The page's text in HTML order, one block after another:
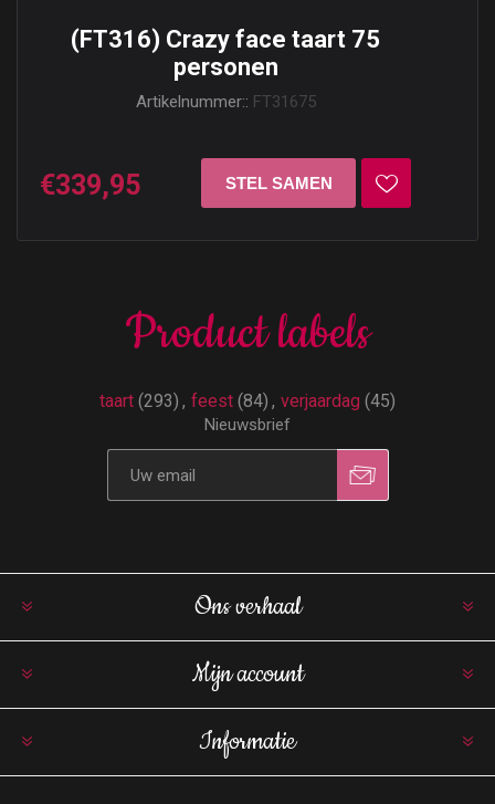
(FT316) Crazy face taart 75
personen
Artikelnummer:: FT31675
€339,95
Product labels
taart (293) , feest (84) , verjaardag (45)
Nieuwsbrief
Ons verhaal
Mijn account
Informatie